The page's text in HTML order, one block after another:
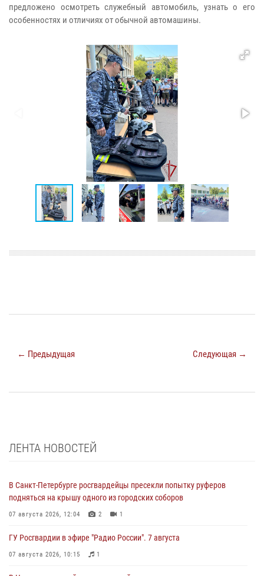
предложено осмотреть служебный автомобиль, узнать о его
особенностях и отличиях от обычной автомашины.
← Предыдущая Следующая →
ЛЕНТА НОВОСТЕЙ
В Санкт-Петербурге росгвардейцы пресекли попытку руферов
подняться на крышу одного из городских соборов
07 августа 2026, 12:04 2 1
ГУ Росгвардии в эфире "Радио России". 7 августа
07 августа 2026, 10:15 1